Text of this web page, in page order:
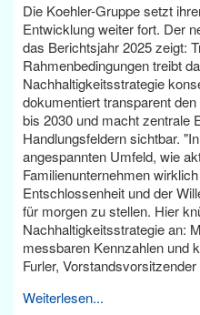
Die Koehler-Gruppe setzt
Entwicklung weiter fort. Der
das Berichtsjahr 2025 zeigt:
Rahmenbedingungen treibt
Nachhaltigkeitsstrategie
dokumentiert transparent
bis 2030 und macht zentrale
Handlungsfeldern sichtbar.
angespannten Umfeld, wie
Familienunternehmen
Entschlossenheit und der
für morgen zu stellen. Hier
Nachhaltigkeitsstrategie an:
messbaren Kennzahlen und
Furler,
Weiterlesen...